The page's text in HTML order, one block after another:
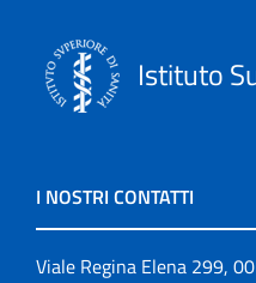
Istituto
I NOSTRI CONTATTI
Viale Regina Elena 299,